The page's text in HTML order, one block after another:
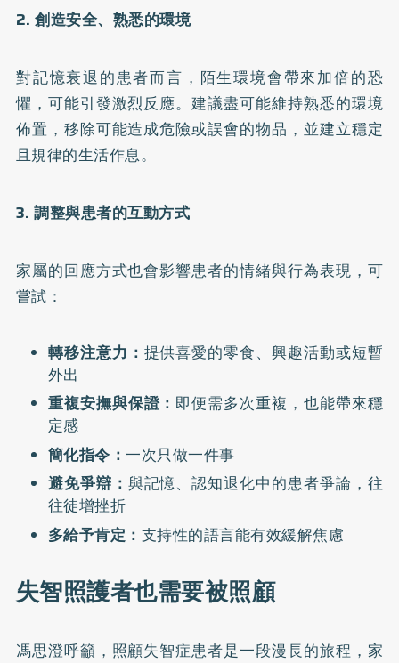
2. 創造安全、熟悉的環境
對記憶衰退的患者而言，陌生環境會帶來加倍的恐
懼，可能引發激烈反應。建議盡可能維持熟悉的環境
佈置，移除可能造成危險或誤會的物品，並建立穩定
且規律的生活作息。
3. 調整與患者的互動方式
家屬的回應方式也會影響患者的情緒與行為表現，可
嘗試：
轉移注意力： 提供喜愛的零食、興趣活動或短暫
外出
重複安撫與保證： 即便需多次重複，也能帶來穩
定感
簡化指令：一次只做一件事
避免爭辯： 與記憶、認知退化中的患者爭論，往
往徒增挫折
多給予肯定： 支持性的語言能有效緩解焦慮
失智照護者也需要被照顧
馮思澄呼籲，照顧失智症患者是一段漫長的旅程，家